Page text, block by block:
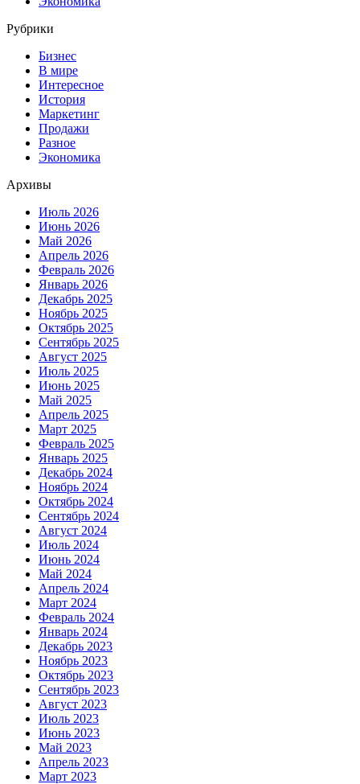
Рубрики
Бизнес
В мире
Интересное
История
Маркетинг
Продажи
Разное
Экономика
Архивы
Июль 2026
Июнь 2026
Май 2026
Апрель 2026
Февраль 2026
Январь 2026
Декабрь 2025
Ноябрь 2025
Октябрь 2025
Сентябрь 2025
Август 2025
Июль 2025
Июнь 2025
Май 2025
Апрель 2025
Март 2025
Февраль 2025
Январь 2025
Декабрь 2024
Ноябрь 2024
Октябрь 2024
Сентябрь 2024
Август 2024
Июль 2024
Июнь 2024
Май 2024
Апрель 2024
Март 2024
Февраль 2024
Январь 2024
Декабрь 2023
Ноябрь 2023
Октябрь 2023
Сентябрь 2023
Август 2023
Июль 2023
Июнь 2023
Май 2023
Апрель 2023
Март 2023